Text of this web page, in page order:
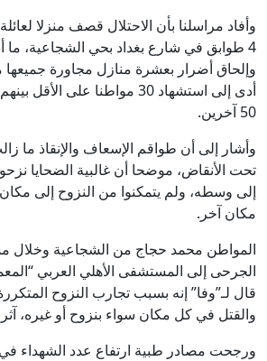
وأفاد مراسلنا بأن الاحتلال قصف منزلا
4 طوابق في شارع بغداد بحي الشجاعية، ما
وإلحاق أضرار بعشرة منازل مجاورة جميعها
50 آخرين.
وأشار إلى أن طواقم الإسعاف والإنقاذ ما
تحت الأنقاض، موضحا أن غالبية الضحايا
إلى وسطه، ولم يتمكنوا من النزوح إلى
مكان آخر.
المواطن محمد حجاج من الشجاعية وخلال
الجرحى إلى المستشفى الأهلي العربي
قال لـ”وفا” إنه بسبب تجارب النزوح
والقتل في كل مكان سواء بنزوح أو غيره،
ورجحت مصادر طبية ارتفاع عدد الشهداء